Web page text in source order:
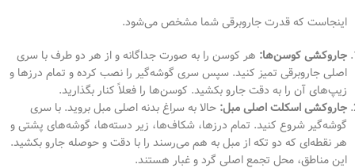
اینجاست که قدرت جاروبرقی شما مشخص می‌شود.
جاروکشی کوسن‌ها: هر کوسن را به صورت جداگانه و از هر دو طرف با سری
اصلی جاروبرقی تمیز کنید. سپس سری گوشه‌گیر را نصب کرده و تمام درزها و
زیپ‌های آن را به دقت جارو بکشید. کوسن‌ها را فعلاً کنار بگذارید.
جاروکشی اسکلت اصلی مبل: حالا به سراغ بدنه اصلی مبل بروید. با سری
گوشه‌گیر شروع کنید. تمام درزها، شکاف‌ها، زیر دسته‌ها، گوشه‌های پشتی و
هر نقطه‌ای که دو تکه از مبل به هم می‌رسند را با دقت و حوصله جارو بکشید.
این مناطق، محل تجمع اصلی گرد و غبار هستند.